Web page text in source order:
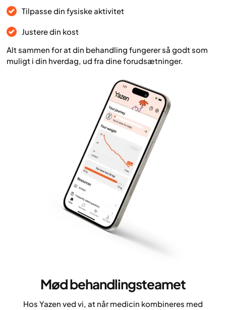
Tilpasse din fysiske aktivitet
Justere din kost
Alt sammen for at din behandling fungerer så godt som
muligt i din hverdag, ud fra dine forudsætninger.
Mød behandlingsteamet
Hos Yazen ved vi, at når medicin kombineres med